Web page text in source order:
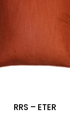
RRS – ETER